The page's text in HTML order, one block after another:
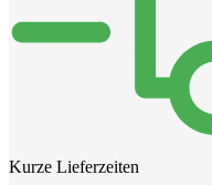
Kurze Lieferzeiten